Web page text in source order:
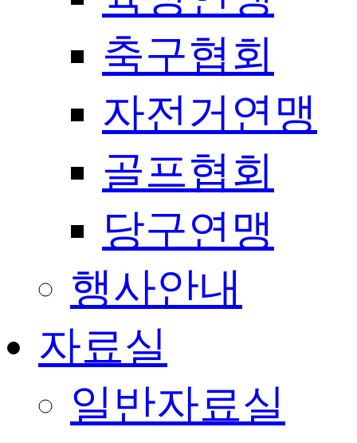
축구협회
자전거연맹
골프협회
당구연맹
행사안내
자료실
일반자료실